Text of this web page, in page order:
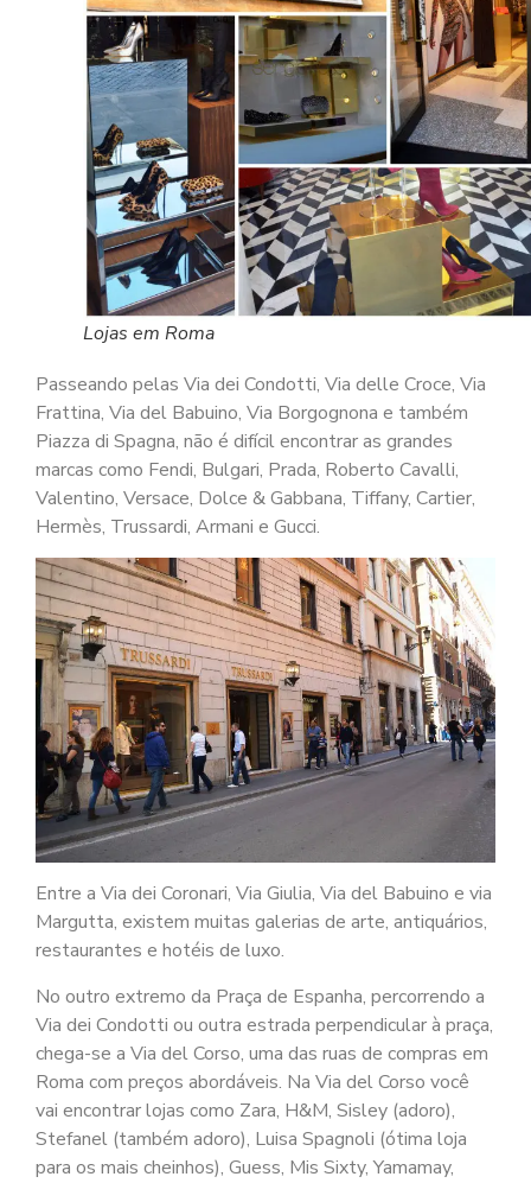
Lojas em Roma
Passeando pelas Via dei Condotti, Via delle Croce, Via
Frattina, Via del Babuino, Via Borgognona e também
Piazza di Spagna, não é difícil encontrar as grandes
marcas como Fendi, Bulgari, Prada, Roberto Cavalli,
Valentino, Versace, Dolce & Gabbana, Tiffany, Cartier,
Hermès, Trussardi, Armani e Gucci.
Entre a Via dei Coronari, Via Giulia, Via del Babuino e via
Margutta, existem muitas galerias de arte, antiquários,
restaurantes e hotéis de luxo.
No outro extremo da Praça de Espanha, percorrendo a
Via dei Condotti ou outra estrada perpendicular à praça,
chega-se a Via del Corso, uma das ruas de compras em
Roma com preços abordáveis. Na Via del Corso você
vai encontrar lojas como Zara, H&M, Sisley (adoro),
Stefanel (também adoro), Luisa Spagnoli (ótima loja
para os mais cheinhos), Guess, Mis Sixty, Yamamay,